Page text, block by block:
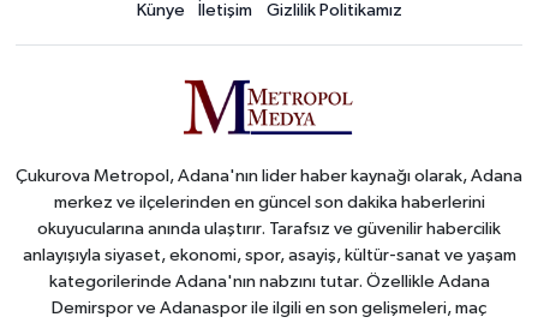
Künye İletişim Gizlilik Politikamız
Çukurova Metropol, Adana'nın lider haber kaynağı olarak, Adana
merkez ve ilçelerinden en güncel son dakika haberlerini
okuyucularına anında ulaştırır. Tarafsız ve güvenilir habercilik
anlayışıyla siyaset, ekonomi, spor, asayiş, kültür-sanat ve yaşam
kategorilerinde Adana'nın nabzını tutar. Özellikle Adana
Demirspor ve Adanaspor ile ilgili en son gelişmeleri, maç